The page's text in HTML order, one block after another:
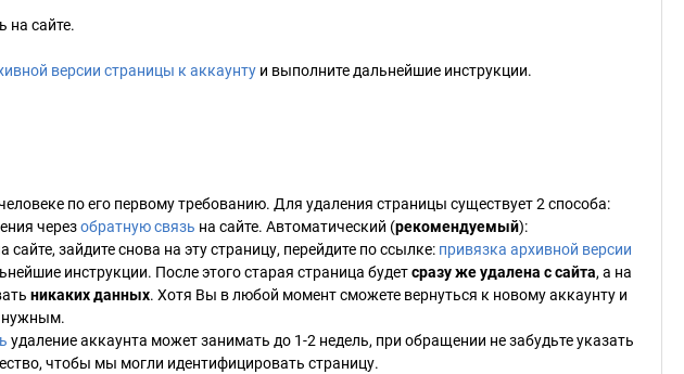
на сайте.
версии страницы к аккаунту и выполните дальнейшие инструкции.
по его первому требованию. Для удаления страницы существует 2 способа:
черезобратную связь на сайте. Автоматический (рекомендуемый):
сайте, зайдите снова на эту страницу, перейдите по ссылке: привязка архивной версии
инструкции. После этого старая страница будетсразу же удалена с сайта, а на
никаких данных. Хотя Вы в любой момент сможете вернуться к новому аккаунту и
нужным.
удаление аккаунта может занимать до 1-2 недель, при обращении не забудьте указать
чтобы мы могли идентифицировать страницу.